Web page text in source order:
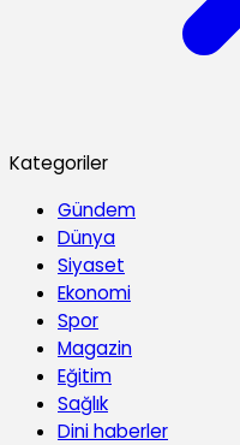
Kategoriler
Gündem
Dünya
Siyaset
Ekonomi
Spor
Magazin
Eğitim
Sağlık
Dini haberler